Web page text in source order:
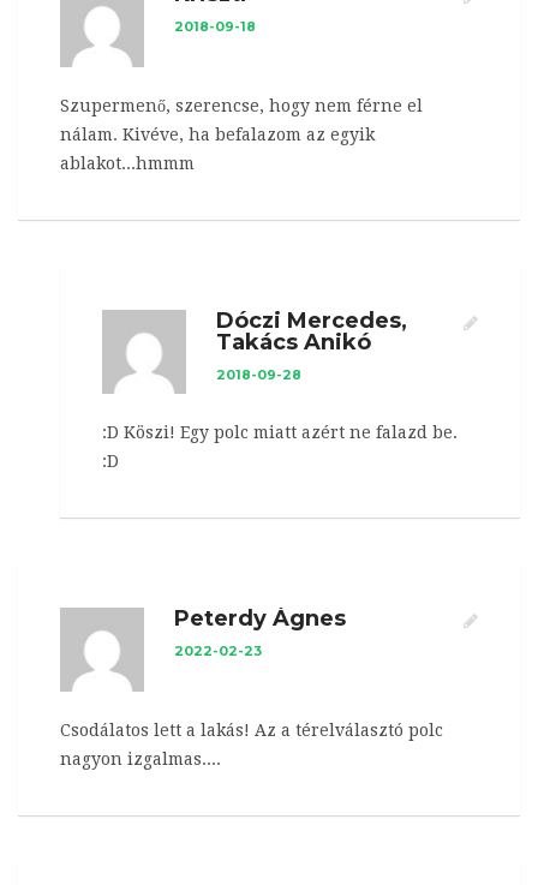
2018-09-18
Szupermenő, szerencse, hogy nem férne el
nálam. Kivéve, ha befalazom az egyik
ablakot...hmmm
Dóczi Mercedes,
Takács Anikó
2018-09-28
:D Köszi! Egy polc miatt azért ne falazd be.
:D
Peterdy Ágnes
2022-02-23
Csodálatos lett a lakás! Az a térelválasztó polc
nagyon izgalmas....